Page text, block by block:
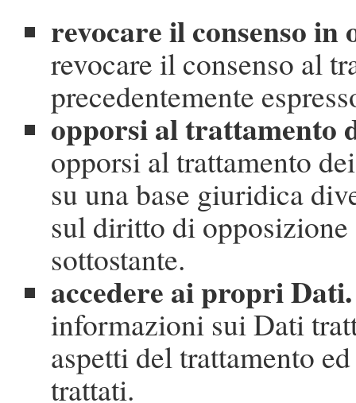
revocare il consenso in
revocare il consenso al
precedentemente
opporsi al trattamento
opporsi al trattamento
su una base giuridica
sul diritto di
sottostante.
accedere ai propri Dati.
informazioni sui Dati
aspetti del trattamento
trattati.